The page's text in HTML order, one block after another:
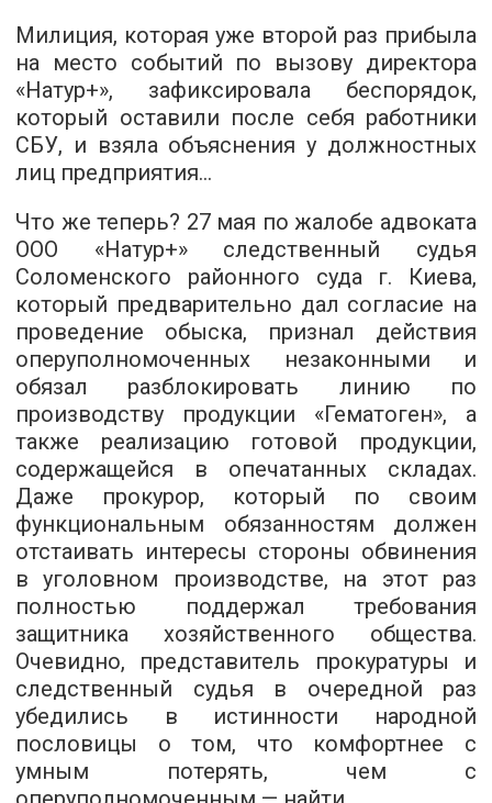
Милиция, которая уже второй раз прибыла
на место событий по вызову директора
«Натур+», зафиксировала беспорядок,
который оставили после себя работники
СБУ, и взяла объяснения у должностных
лиц предприятия...
Что же теперь? 27 мая по жалобе адвоката
ООО «Натур+» следственный судья
Соломенского районного суда г. Киева,
который предварительно дал согласие на
проведение обыска, признал действия
оперуполномоченных незаконными и
обязал разблокировать линию по
производству продукции «Гематоген», а
также реализацию готовой продукции,
содержащейся в опечатанных складах.
Даже прокурор, который по своим
функциональным обязанностям должен
отстаивать интересы стороны обвинения
в уголовном производстве, на этот раз
полностью поддержал требования
защитника хозяйственного общества.
Очевидно, представитель прокуратуры и
следственный судья в очередной раз
убедились в истинности народной
пословицы о том, что комфортнее с
умным потерять, чем с